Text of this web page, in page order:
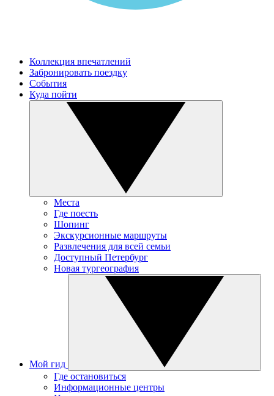
Коллекция впечатлений
Забронировать поездку
События
Куда пойти
Места
Где поесть
Шопинг
Экскурсионные маршруты
Развлечения для всей семьи
Доступный Петербург
Новая тургеография
Мой гид
Где остановиться
Информационные центры